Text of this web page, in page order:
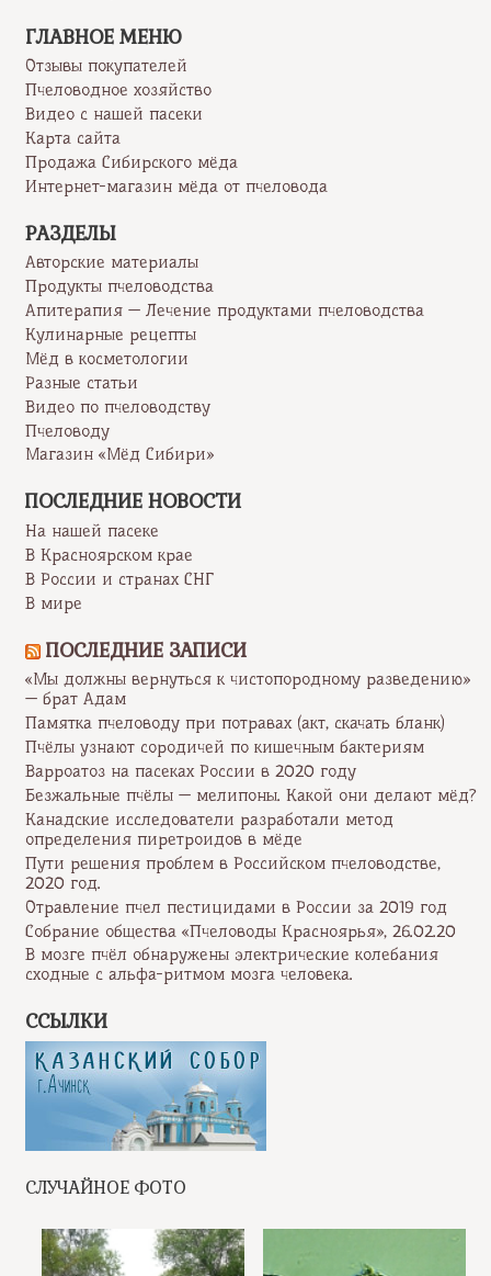
ГЛАВНОЕ МЕНЮ
Отзывы покупателей
Пчеловодное хозяйство
Видео с нашей пасеки
Карта сайта
Продажа Сибирского мёда
Интернет-магазин мёда от пчеловода
РАЗДЕЛЫ
Авторские материалы
Продукты пчеловодства
Апитерапия — Лечение продуктами пчеловодства
Кулинарные рецепты
Мёд в косметологии
Разные статьи
Видео по пчеловодству
Пчеловоду
Магазин «Мёд Сибири»
ПОСЛЕДНИЕ НОВОСТИ
На нашей пасеке
В Красноярском крае
В России и странах СНГ
В мире
ПОСЛЕДНИЕ ЗАПИСИ
«Мы должны вернуться к чистопородному разведению»
— брат Адам
Памятка пчеловоду при потравах (акт, скачать бланк)
Пчёлы узнают сородичей по кишечным бактериям
Варроатоз на пасеках России в 2020 году
Безжальные пчёлы — мелипоны. Какой они делают мёд?
Канадские исследователи разработали метод
определения пиретроидов в мёде
Пути решения проблем в Российском пчеловодстве,
2020 год.
Отравление пчел пестицидами в России за 2019 год
Собрание общества «Пчеловоды Красноярья», 26.02.20
В мозге пчёл обнаружены электрические колебания
сходные с альфа-ритмом мозга человека.
ССЫЛКИ
СЛУЧАЙНОЕ ФОТО